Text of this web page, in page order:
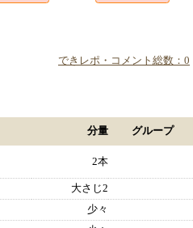
できレポ・コメント総数：0
分量 グループ
2本
大さじ2
少々